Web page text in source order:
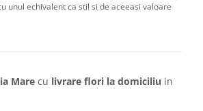
unul echivalent ca stil si de aceeasi valoare
Mare cu livrare flori la domiciliu in